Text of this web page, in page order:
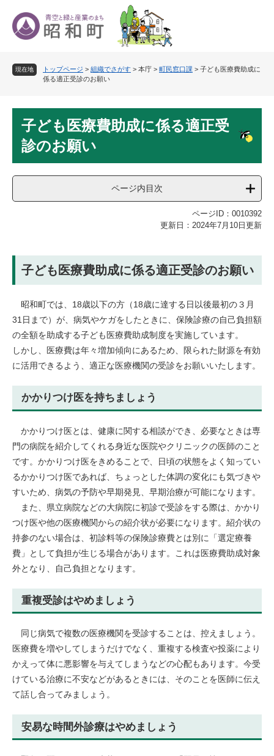
現在地 トップページ > 組織でさがす > 本庁 > 町民窓口課 > 子ども医療費助成に
係る適正受診のお願い
子ども医療費助成に係る適正受
診のお願い
ページ内目次
ページID：0010392
更新日：2024年7月10日更新
子ども医療費助成に係る適正受診のお願い
昭和町では、18歳以下の方（18歳に達する日以後最初の３月
31日まで）が、病気やケガをしたときに、保険診療の自己負担額
の全額を助成する子ども医療費助成制度を実施しています。
しかし、医療費は年々増加傾向にあるため、限られた財源を有効
に活用できるよう、適正な医療機関の受診をお願いいたします。
かかりつけ医を持ちましょう
かかりつけ医とは、健康に関する相談ができ、必要なときは専
門の病院を紹介してくれる身近な医院やクリニックの医師のこと
です。かかりつけ医をきめることで、日頃の状態をよく知ってい
るかかりつけ医であれば、ちょっとした体調の変化にも気づきや
すいため、病気の予防や早期発見、早期治療が可能になります。
また、県立病院などの大病院に初診で受診をする際は、かかり
つけ医や他の医療機関からの紹介状が必要になります。紹介状の
持参のない場合は、初診料等の保険診療費とは別に「選定療養
費」として負担が生じる場合があります。これは医療費助成対象
外となり、自己負担となります。​
重複受診はやめましょう
同じ病気で複数の医療機関を受診することは、控えましょう。
医療費を増やしてしまうだけでなく、重複する検査や投薬により
かえって体に悪影響を与えてしまうなどの心配もあります。今受
けている治療に不安などがあるときには、そのことを医師に伝え
て話し合ってみましょう。​
安易な時間外診療はやめましょう